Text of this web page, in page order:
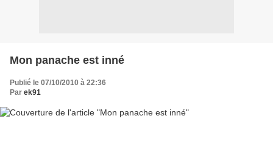
Mon panache est inné
Publié le 07/10/2010 à 22:36
Par ek91